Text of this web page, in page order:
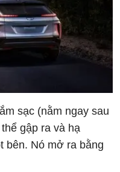
sạc (nằm ngay sau
gập ra và hạ
bên. Nó mở ra bằng